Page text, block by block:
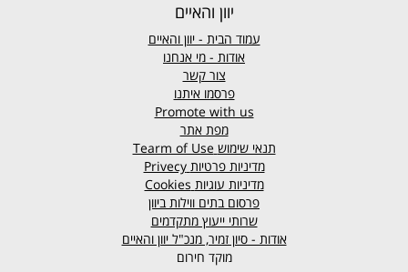
יוון והאיים
עמוד הבית - יוון והאיים
אודות - מי אנחנו
צור קשר
פרסמו איתנו
Promote with us
מפת אתר
תנאי שימוש
מדיניות פרטיות Privecy
מדיניות עוגיות Cookies
פרסום בתים ווילות ביוון
שרותי ייעוץ מתקדמים
אודות - סיון זמיר, מנכ"ל יוון והאיים
מוקד חירום